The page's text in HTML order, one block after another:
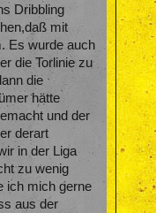
Dribbling
mit
Es wurde auch
die Torlinie zu
die
hätte
und der
derart
in der Liga
zu wenig
ich mich gerne
aus der